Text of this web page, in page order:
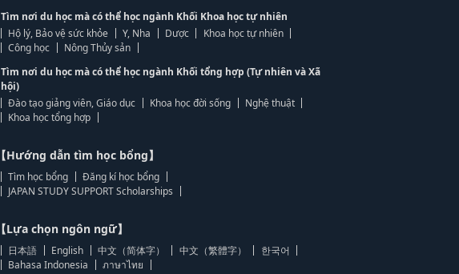
Tìm nơi du học mà có thể học ngành Khối Khoa học tự nhiên
Hộ lý, Bảo vệ sức khỏe
Y, Nha Dược
Khoa học tự nhiên
Công học
Nông Thủy sản
Tìm nơi du học mà có thể học ngành Khối tổng hợp (Tự nhiên và Xã
hội)
Đào tạo giảng viên, Giáo dục
Khoa học đời sống
Nghệ thuật
Khoa học tổng hợp
【Hướng dẫn tìm học bổng】
Tìm học bổng
Đăng kí học bổng
JAPAN STUDY SUPPORT Scholarships
【Lựa chọn ngôn ngữ】
日本語 English 中文（简体字） 中文（繁體字）
한국어
Bahasa Indonesia
ภาษาไทย